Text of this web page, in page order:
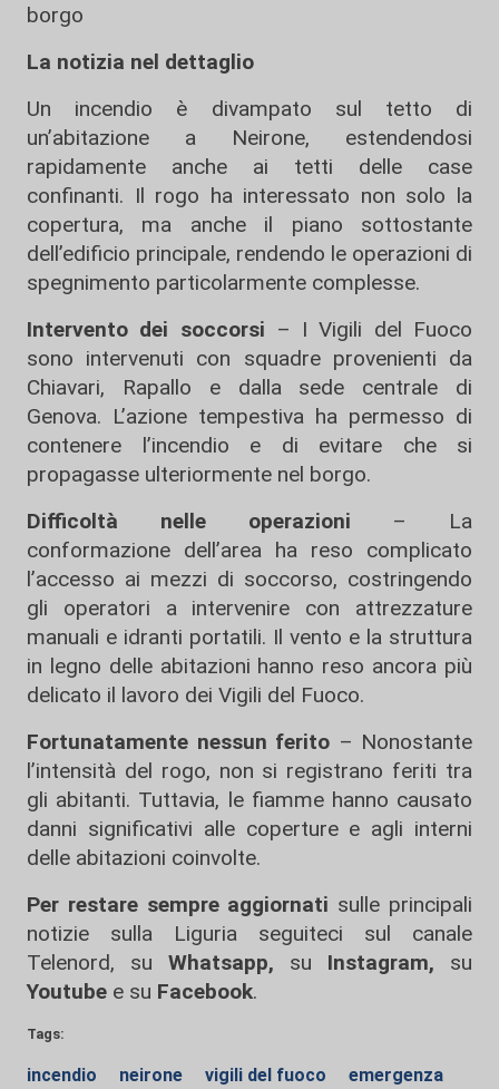
borgo
La notizia nel dettaglio
Un incendio è divampato sul tetto di
un’abitazione a Neirone, estendendosi
rapidamente anche ai tetti delle case
confinanti. Il rogo ha interessato non solo la
copertura, ma anche il piano sottostante
dell’edificio principale, rendendo le operazioni di
spegnimento particolarmente complesse.
Intervento dei soccorsi – I Vigili del Fuoco
sono intervenuti con squadre provenienti da
Chiavari, Rapallo e dalla sede centrale di
Genova. L’azione tempestiva ha permesso di
contenere l’incendio e di evitare che si
propagasse ulteriormente nel borgo.
Difficoltà nelle operazioni – La
conformazione dell’area ha reso complicato
l’accesso ai mezzi di soccorso, costringendo
gli operatori a intervenire con attrezzature
manuali e idranti portatili. Il vento e la struttura
in legno delle abitazioni hanno reso ancora più
delicato il lavoro dei Vigili del Fuoco.
Fortunatamente nessun ferito – Nonostante
l’intensità del rogo, non si registrano feriti tra
gli abitanti. Tuttavia, le fiamme hanno causato
danni significativi alle coperture e agli interni
delle abitazioni coinvolte.
Per restare sempre aggiornati sulle principali
notizie sulla Liguria seguiteci sul canale
Telenord, su
Whatsapp, su Instagram, su
Youtube e su Facebook.
Tags:
incendio neirone vigili del fuoco
emergenza